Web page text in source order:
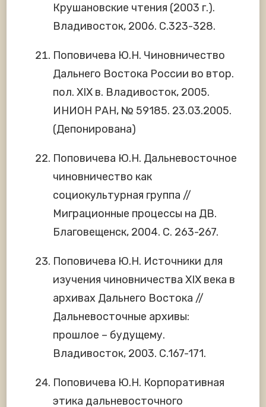
Крушановские чтения (2003 г.).
Владивосток, 2006. С.323-328.
Поповичева Ю.Н. Чиновничество
Дальнего Востока России во втор.
пол. XIX в. Владивосток, 2005.
ИНИОН РАН, № 59185. 23.03.2005.
(Депонирована)
Поповичева Ю.Н. Дальневосточное
чиновничество как
социокультурная группа //
Миграционные процессы на ДВ.
Благовещенск, 2004. С. 263-267.
Поповичева Ю.Н. Источники для
изучения чиновничества XIX века в
архивах Дальнего Востока //
Дальневосточные архивы:
прошлое – будущему.
Владивосток, 2003. С.167-171.
Поповичева Ю.Н. Корпоративная
этика дальневосточного